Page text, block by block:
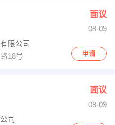
面议
08-09
限公司
18号
申请
面议
08-09
司